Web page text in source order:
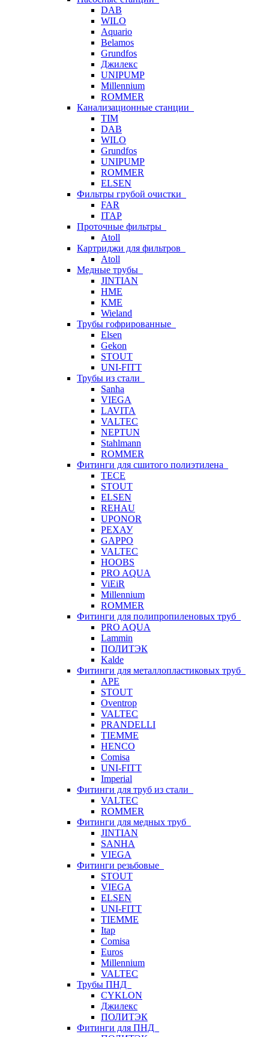
DAB
WILO
Aquario
Belamos
Grundfos
Джилекс
UNIPUMP
Millennium
ROMMER
Канализационные станции
TIM
DAB
WILO
Grundfos
UNIPUMP
ROMMER
ELSEN
Фильтры грубой очистки
FAR
ITAP
Проточные фильтры
Atoll
Картриджи для фильтров
Atoll
Медные трубы
JINTIAN
HME
KME
Wieland
Трубы гофрированные
Elsen
Gekon
STOUT
UNI-FITT
Трубы из стали
Sanha
VIEGA
LAVITA
VALTEC
NEPTUN
Stahlmann
ROMMER
Фитинги для сшитого полиэтилена
TECE
STOUT
ELSEN
REHAU
UPONOR
РЕХАУ
GAPPO
VALTEC
HOOBS
PRO AQUA
ViEiR
Millennium
ROMMER
Фитинги для полипропиленовых труб
PRO AQUA
Lammin
ПОЛИТЭК
Kalde
Фитинги для металлопластиковых труб
APE
STOUT
Oventrop
VALTEC
PRANDELLI
TIEMME
HENCO
Comisa
UNI-FITT
Imperial
Фитинги для труб из стали
VALTEC
ROMMER
Фитинги для медных труб
JINTIAN
SANHA
VIEGA
Фитинги резьбовые
STOUT
VIEGA
ELSEN
UNI-FITT
TIEMME
Itap
Comisa
Euros
Millennium
VALTEC
Трубы ПНД
CYKLON
Джилекс
ПОЛИТЭК
Фитинги для ПНД